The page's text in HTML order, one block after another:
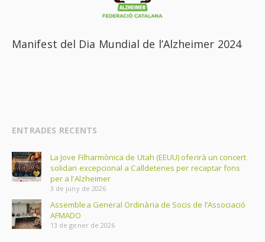
Manifest del Dia Mundial de l’Alzheimer 2024
ENTRADES RECENTS
La Jove Filharmònica de Utah (EEUU) oferirà un concert
solidari excepcional a Calldetenes per recaptar fons
per a l’Alzheimer
3 de juny de 2026
Assemblea General Ordinària de Socis de l’Associació
AFMADO
13 de gener de 2026